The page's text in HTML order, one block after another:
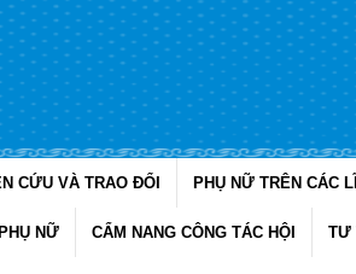
CỨU VÀ TRAO ĐỔI PHỤ NỮ TRÊN CÁC
NỮ CẨM NANG CÔNG TÁC HỘI TƯ